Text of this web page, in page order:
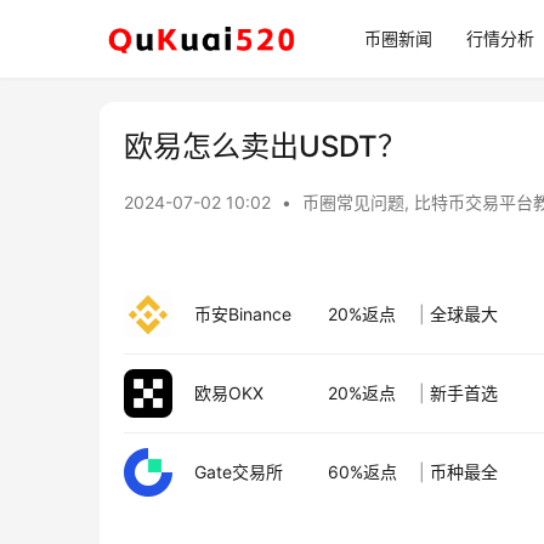
币圈新闻 行情分析
欧易怎么卖出USDT？
2024-07-02 10:02 • 币圈常见问题, 比特币交易平台
币安Binance 20%返点 全球最大
欧易OKX 20%返点 新手首选
Gate交易所 60%返点 币种最全